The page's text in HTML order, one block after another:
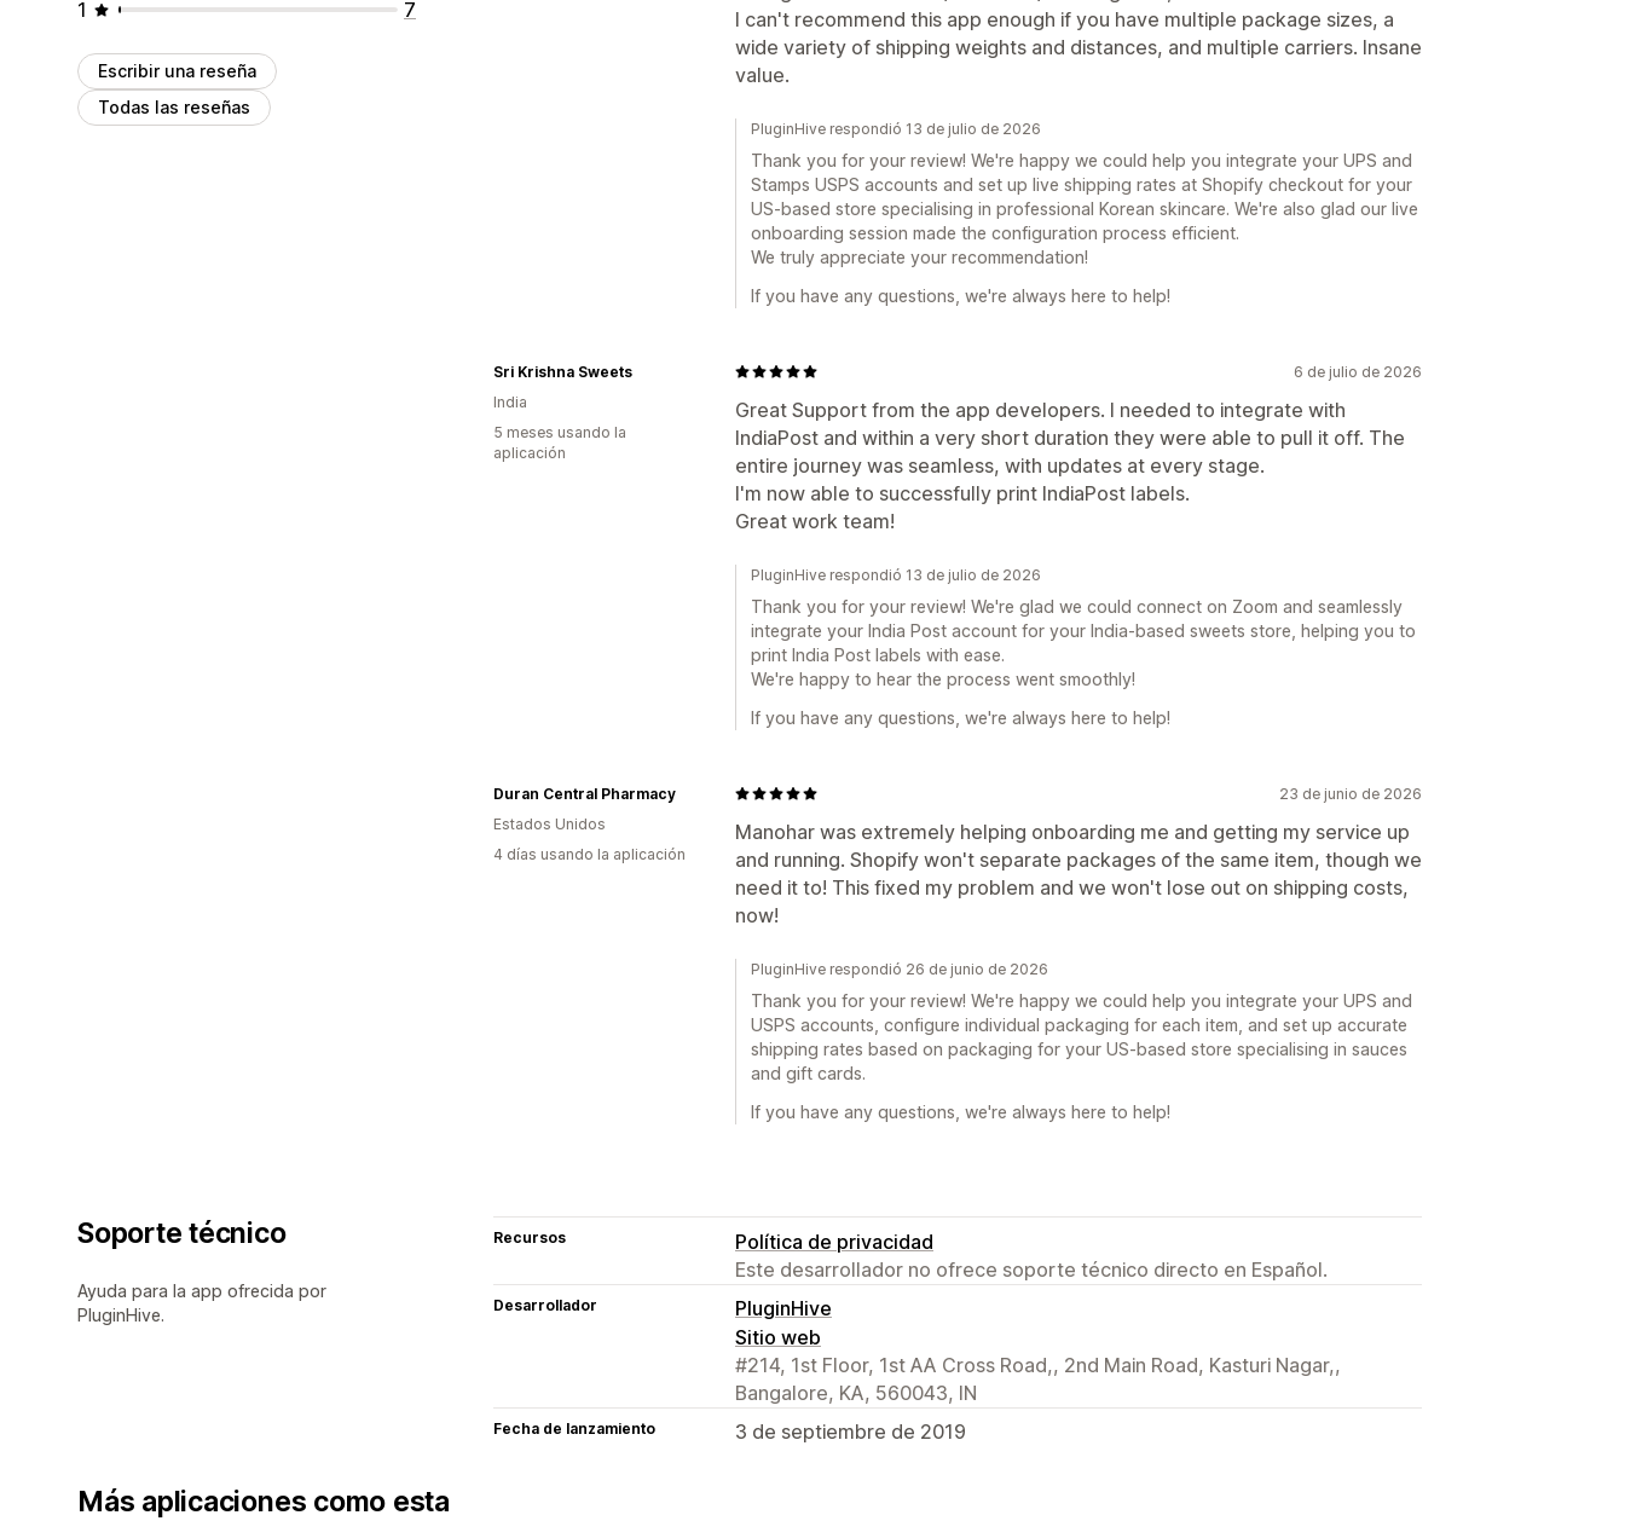
1
7
Escribir una reseña
Todas las reseñas
I can't recommend this app enough if you have multiple package sizes, a
wide variety of shipping weights and distances, and multiple carriers. Insane
value.
PluginHive respondió 13 de julio de 2026
Thank you for your review! We're happy we could help you integrate your UPS and
Stamps USPS accounts and set up live shipping rates at Shopify checkout for your
US-based store specialising in professional Korean skincare. We're also glad our live
onboarding session made the configuration process efficient.
We truly appreciate your recommendation!
If you have any questions, we're always here to help!
6 de julio de 2026
Great Support from the app developers. I needed to integrate with
IndiaPost and within a very short duration they were able to pull it off. The
entire journey was seamless, with updates at every stage.
I'm now able to successfully print IndiaPost labels.
Great work team!
Sri Krishna Sweets
India
5 meses usando la
aplicación
PluginHive respondió 13 de julio de 2026
Thank you for your review! We're glad we could connect on Zoom and seamlessly
integrate your India Post account for your India-based sweets store, helping you to
print India Post labels with ease.
We're happy to hear the process went smoothly!
If you have any questions, we're always here to help!
23 de junio de 2026
Manohar was extremely helping onboarding me and getting my service up
and running. Shopify won't separate packages of the same item, though we
need it to! This fixed my problem and we won't lose out on shipping costs,
now!
Duran Central Pharmacy
Estados Unidos
4 días usando la aplicación
PluginHive respondió 26 de junio de 2026
Thank you for your review! We're happy we could help you integrate your UPS and
USPS accounts, configure individual packaging for each item, and set up accurate
shipping rates based on packaging for your US-based store specialising in sauces
and gift cards.
If you have any questions, we're always here to help!
Soporte técnico
Ayuda para la app ofrecida por
PluginHive.
Recursos
Política de privacidad
Este desarrollador no ofrece soporte técnico directo en Español.
Desarrollador
PluginHive
Sitio web
#214, 1st Floor, 1st AA Cross Road,, 2nd Main Road, Kasturi Nagar,,
Bangalore, KA, 560043, IN
Fecha de lanzamiento 3 de septiembre de 2019
Más aplicaciones como esta